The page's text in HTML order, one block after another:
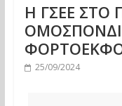
Η ΓΣΕΕ ΣΤΟ
25/09/2024